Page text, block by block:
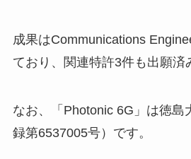
成果はCommunications
ており、関連特許3件も出願済
なお、「Photonic 6G」は徳島
録第6537005号）です。